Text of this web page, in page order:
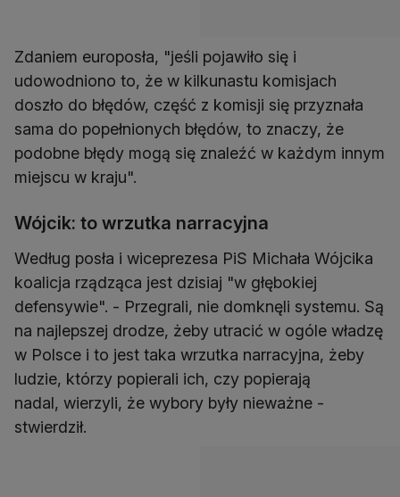
Zdaniem europosła, "jeśli pojawiło się i
udowodniono to, że w kilkunastu komisjach
doszło do błędów, część z komisji się przyznała
sama do popełnionych błędów, to znaczy, że
podobne błędy mogą się znaleźć w każdym innym
miejscu w kraju".
Wójcik: to wrzutka narracyjna
Według posła i wiceprezesa PiS Michała Wójcika
koalicja rządząca jest dzisiaj "w głębokiej
defensywie". - Przegrali, nie domknęli systemu. Są
na najlepszej drodze, żeby utracić w ogóle władzę
w Polsce i to jest taka wrzutka narracyjna, żeby
ludzie, którzy popierali ich, czy popierają
nadal, wierzyli, że wybory były nieważne -
stwierdził.